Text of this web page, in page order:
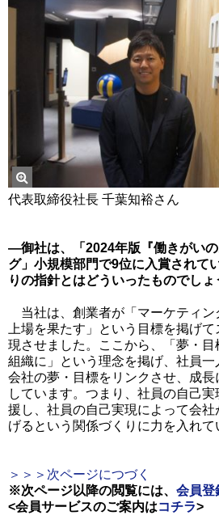
代表取締役社長 千葉知裕さん
―御社は、「2024年版『働きがい
グ」小規模部門で9位に入賞されて
りの指針とはどういったものでしょ
当社は、創業者が「マーケティン
上場を果たす」という目標を掲げ
現させました。ここから、「夢・
組織に」という理念を掲げ、社員一
会社の夢・目標をリンクさせ、成
しています。つまり、社員の自己
援し、社員の自己実現によって会
げるという関係づくりに力を入れて
＞＞＞次ページにつづく
※次ページ以降の閲覧には、 会員登
<会員サービスのご案内はコチラ>